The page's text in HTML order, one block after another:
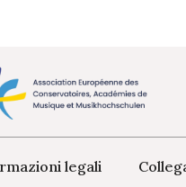
legali